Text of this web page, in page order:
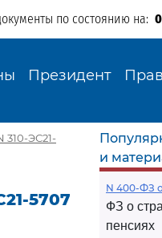
по состоянию на:
Президент
310-ЭС21-
5707
и
N 400-ФЗ
ФЗ о
пенсиях